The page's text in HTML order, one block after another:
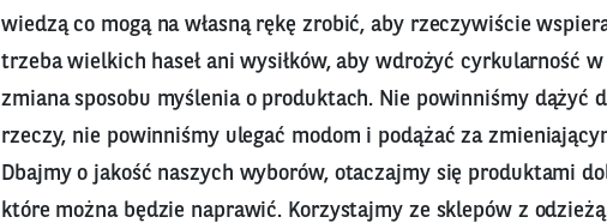
wiedzą co mogą na własną rękę zrobić, aby rzeczywiście
trzeba wielkich haseł ani wysiłków, aby wdrożyć cyrkularność
zmiana sposobu myślenia o produktach. Nie powinniśmy dążyć
rzeczy, nie powinniśmy ulegać modom i podążać za
Dbajmy o jakość naszych wyborów, otaczajmy się produktami
które można będzie naprawić. Korzystajmy ze sklepów z